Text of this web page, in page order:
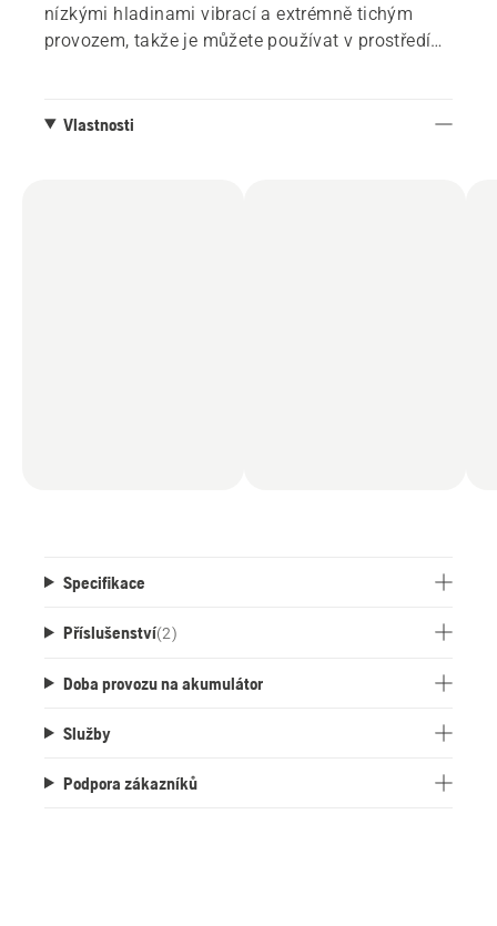
nízkými hladinami vibrací a extrémně tichým
provozem, takže je můžete používat v prostředí
ochranný kryt chrání integrovanou baterii proti
Vlastnosti
Specifikace
Příslušenství(2)
Doba provozu na akumulátor
Služby
Podpora zákazníků